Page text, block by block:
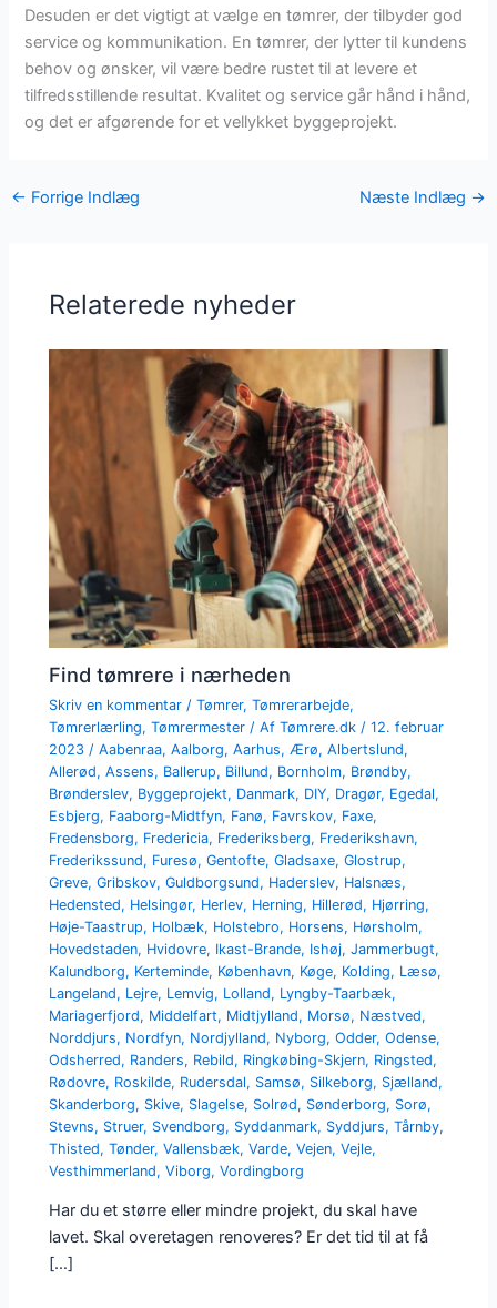
Desuden er det vigtigt at vælge en tømrer, der tilbyder god
service og kommunikation. En tømrer, der lytter til kundens
behov og ønsker, vil være bedre rustet til at levere et
tilfredsstillende resultat. Kvalitet og service går hånd i hånd,
og det er afgørende for et vellykket byggeprojekt.
← Forrige Indlæg Næste Indlæg →
Relaterede nyheder
Find tømrere i nærheden
Skriv en kommentar /Tømrer,Tømrerarbejde,
Tømrerlærling,Tømrermester / AfTømrere.dk /12. februar
2023 /Aabenraa,Aalborg,Aarhus, Ærø,Albertslund,
Allerød,Assens, Ballerup, Billund, Bornholm, Brøndby,
Brønderslev, Byggeprojekt, Danmark, DIY, Dragør, Egedal,
Esbjerg, Faaborg-Midtfyn, Fanø, Favrskov, Faxe,
Fredensborg, Fredericia, Frederiksberg, Frederikshavn,
Frederikssund, Furesø,Gentofte,Gladsaxe,Glostrup,
Greve,Gribskov,Guldborgsund, Haderslev, Halsnæs,
Hedensted, Helsingør, Herlev, Herning, Hillerød, Hjørring,
Høje-Taastrup, Holbæk, Holstebro, Horsens, Hørsholm,
Hovedstaden, Hvidovre, Ikast-Brande, Ishøj,Jammerbugt,
Kalundborg, Kerteminde, København, Køge, Kolding, Læsø,
Langeland, Lejre, Lemvig, Lolland, Lyngby-Taarbæk,
Mariagerfjord, Middelfart, Midtjylland, Morsø, Næstved,
Norddjurs, Nordfyn, Nordjylland, Nyborg,Odder,Odense,
Odsherred, Randers, Rebild, Ringkøbing-Skjern, Ringsted,
Rødovre, Roskilde, Rudersdal, Samsø, Silkeborg, Sjælland,
Skanderborg, Skive, Slagelse, Solrød, Sønderborg, Sorø,
Stevns, Struer, Svendborg, Syddanmark, Syddjurs,Tårnby,
Thisted,Tønder,Vallensbæk,Varde,Vejen,Vejle,
Vesthimmerland,Viborg,Vordingborg
Har du et større eller mindre projekt, du skal have
lavet. Skal overetagen renoveres? Er det tid til at få
[…]